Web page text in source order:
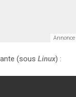
(sous Linux) :